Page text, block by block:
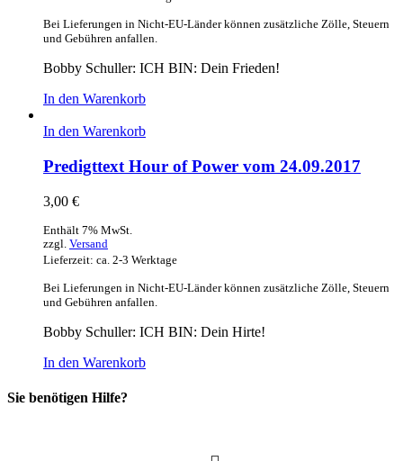
Bei Lieferungen in Nicht-EU-Länder können zusätzliche Zölle, Steuern
und Gebühren anfallen.
Bobby Schuller: ICH BIN: Dein Frieden!
In den Warenkorb
In den Warenkorb
Predigttext Hour of Power vom 24.09.2017
3,00 €
Enthält 7% MwSt.
zzgl. Versand
Lieferzeit: ca. 2-3 Werktage
Bei Lieferungen in Nicht-EU-Länder können zusätzliche Zölle, Steuern
und Gebühren anfallen.
Bobby Schuller: ICH BIN: Dein Hirte!
In den Warenkorb
Sie benötigen Hilfe?